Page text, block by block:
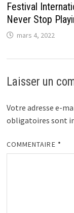
Festival
Never Stop
mars 4, 2022
Laisser un
Votre adresse e-
obligatoires sont
COMMENTAIRE *